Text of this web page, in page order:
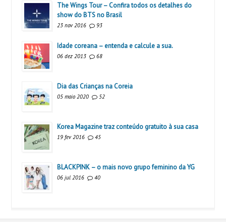
The Wings Tour – Confira todos os detalhes do
show do BTS no Brasil
23 nov 2016 93
Idade coreana – entenda e calcule a sua.
06 dez 2013 68
Dia das Crianças na Coreia
05 maio 2020 52
Korea Magazine traz conteúdo gratuito à sua casa
19 fev 2016 45
BLACKPINK – o mais novo grupo feminino da YG
06 jul 2016 40